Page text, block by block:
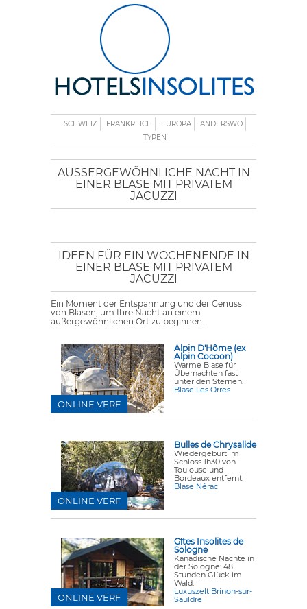
SCHWEIZ FRANKREICH EUROPA
ANDERSWO
TYPEN
AUSSERGEWÖHNLICHE NACHT IN E
INER BLASE MIT PRIVATEM J
ACUZZI
IDEEN FÜR EIN WOCHENENDE IN
EINER BLASE MIT PRIVATEM
JACUZZI
Ein Moment der Entspannung und der Genuss
von Blasen, um Ihre Nacht an einem
außergewöhnlichen Ort zu beginnen.
Alpin D'Hôme (ex
Alpin Cocoon)
Warme Blase für
Übernachten fast
unter den Sternen.
Blase Les Orres
ONLINE VERF
Bulles de Chrysalide
Wiedergeburt im
Schloss 1h30 von
Toulouse und
Bordeaux entfernt.
Blase Nérac
ONLINE VERF
Gîtes Insolites de
Sologne
Kanadische Nächte in
der Sologne: 48
Stunden Glück im
Wald.
Luxuszelt Brinon-sur-
Sauldre
ONLINE VERF